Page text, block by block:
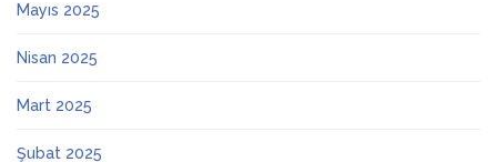
Mayıs 2025
Nisan 2025
Mart 2025
Şubat 2025